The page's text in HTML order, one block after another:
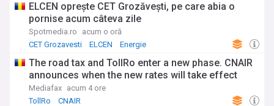
ELCEN oprește CET Grozăvești, pe care abia o
pornise acum câteva zile
Spotmedia.ro
acum o oră
CET Grozavesti
ELCEN Energie
The road tax and TollRo enter a new phase. CNAIR
announces when the new rates will take effect
Mediafax acum 4 ore
TollRo
CNAIR